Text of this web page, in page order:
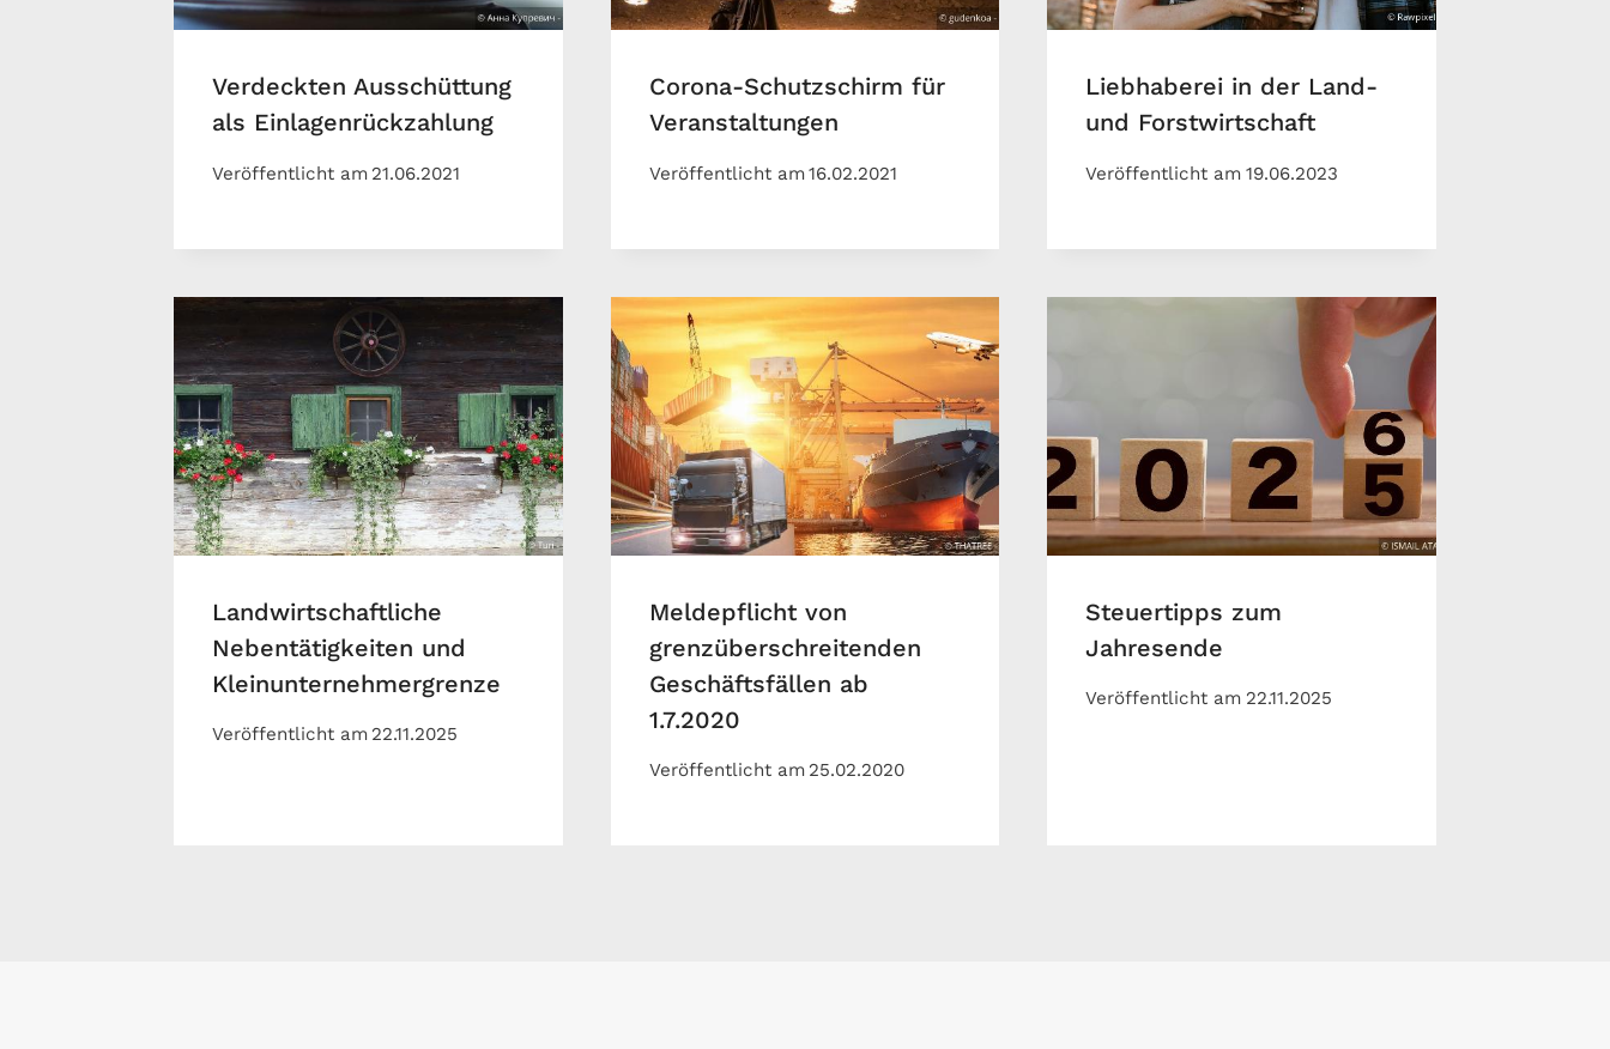
Verdeckten Ausschüttung
als Einlagenrückzahlung
Veröffentlicht am 21.06.2021
Corona-Schutzschirm für
Veranstaltungen
Veröffentlicht am16.02.2021
Liebhaberei in der Land-
und Forstwirtschaft
Veröffentlicht am 19.06.2023
Landwirtschaftliche
Nebentätigkeiten und
Kleinunternehmergrenze
Veröffentlicht am 22.11.2025
Meldepflicht von
grenzüberschreitenden
Geschäftsfällen ab
1.7.2020
Veröffentlicht am 25.02.2020
Steuertipps zum
Jahresende
Veröffentlicht am 22.11.2025